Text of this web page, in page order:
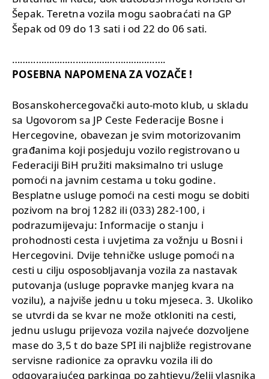
Šepak. Teretna vozila mogu saobraćati na GP
Šepak od 09 do 13 sati i od 22 do 06 sati.
………………………………………………….
POSEBNA NAPOMENA ZA VOZAČE !
Bosanskohercegovački auto-moto klub, u skladu
sa Ugovorom sa JP Ceste Federacije Bosne i
Hercegovine, obavezan je svim motorizovanim
građanima koji posjeduju vozilo registrovano u
Federaciji BiH pružiti maksimalno tri usluge
pomoći na javnim cestama u toku godine.
Besplatne usluge pomoći na cesti mogu se dobiti
pozivom na broj 1282 ili (033) 282-100, i
podrazumijevaju: Informacije o stanju i
prohodnosti cesta i uvjetima za vožnju u Bosni i
Hercegovini. Dvije tehničke usluge pomoći na
cesti u cilju osposobljavanja vozila za nastavak
putovanja (usluge popravke manjeg kvara na
vozilu), a najviše jednu u toku mjeseca. 3. Ukoliko
se utvrdi da se kvar ne može otkloniti na cesti,
jednu uslugu prijevoza vozila najveće dozvoljene
mase do 3,5 t do baze SPI ili najbliže registrovane
servisne radionice za opravku vozila ili do
odgovarajućeg parkinga po zahtjevu/želji vlasnika